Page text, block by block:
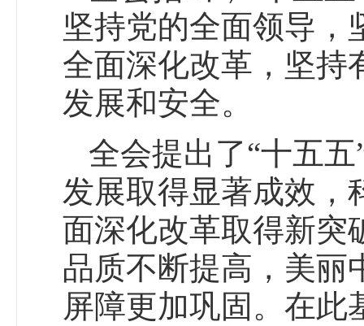
坚持党的全面领导，
全面深化改革，坚持
发展和安全。
全会提出了“十五
发展取得显著成效，
面深化改革取得新突
品质不断提高，美丽
屏障更加巩固。在此